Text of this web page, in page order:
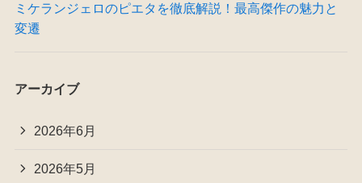
ミケランジェロのピエタを徹底解説！最高傑作の魅力と
変遷
アーカイブ
2026年6月
2026年5月